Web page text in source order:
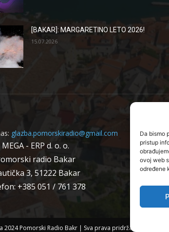
Da bismo
pristup
ovoj web
određene
[BAKAR]: MARGARETINO LETO 2026!
15.07.2026
glazba.pomorskiradio@gmail.com
MEGA - ERP d. o. o.
radio Bakar
3, 51222 Bakar
+385 051 / 761 378
Pomorski Radio Bakr | Sva prava pridržana | WEB